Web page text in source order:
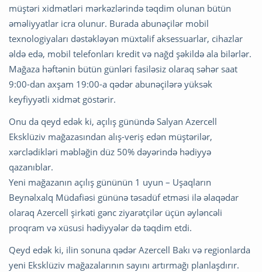
müştəri xidmətləri mərkəzlərində təqdim olunan bütün
əməliyyatlar icra olunur. Burada abunəçilər mobil
texnologiyaları dəstəkləyən müxtəlif aksessuarlar, cihazlar
əldə edə, mobil telefonları kredit və nağd şəkildə ala bilərlər.
Mağaza həftənin bütün günləri fasiləsiz olaraq səhər saat
9:00-dan axşam 19:00-a qədər abunəçilərə yüksək
keyfiyyətli xidmət göstərir.
Onu da qeyd edək ki, açılış günündə Salyan Azercell
Eksklüziv mağazasından alış-veriş edən müştərilər,
xərclədikləri məbləğin düz 50% dəyərində hədiyyə
qazanıblar.
Yeni mağazanın açılış gününün 1 uyun – Uşaqların
Beynəlxalq Müdafiəsi gününə təsadüf etməsi ilə əlaqədar
olaraq Azercell şirkəti gənc ziyarətçilər üçün əyləncəli
proqram və xüsusi hədiyyələr də təqdim etdi.
Qeyd edək ki, ilin sonuna qədər Azercell Bakı və regionlarda
yeni Eksklüziv mağazalarının sayını artırmağı planlaşdırır.